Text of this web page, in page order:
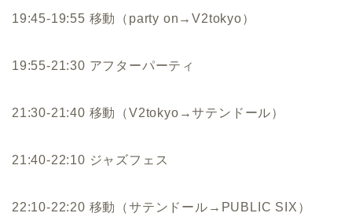
19:45-19:55 移動（party on→V2tokyo）
19:55-21:30 アフターパーティ
21:30-21:40 移動（V2tokyo→サテンドール）
21:40-22:10 ジャズフェス
22:10-22:20 移動（サテンドール→PUBLIC SIX）